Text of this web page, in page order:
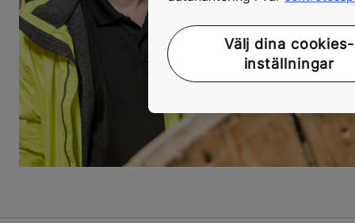
Välj dina cookies-
inställningar